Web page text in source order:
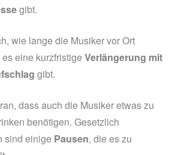
gibt.
wie lange die Musiker vor Ort
eine kurzfristige Verlängerung mit
gibt.
dass auch die Musiker etwas zu
benötigen. Gesetzlich
sind einige Pausen, die es zu